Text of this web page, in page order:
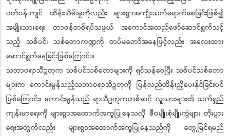
ပတ်ဝန်းကျင် ထိန်းသိမ်းမှုကိုလည်း များစွာအကျိုးသက်ရောက်စေခြင်းဖြစ်၍
အမျိုးသားရေး တာဝန်တစ်ရပ်သဖွယ် အကောင်အထည်ဖော်ဆောင်ရွက်သင့်
သည့် သစ်ပင်၊ သစ်တောကဏ္ဍကို တပ်မတော်အနေဖြင့်လည်း အလေးထား
ဆောင်ရွက်နေခြင်းဖြစ်ကြောင်း။
သဘာဝရာသီဥတုက သစ်ပင်သစ်တောများကို ရှင်သန်စေပြီး သစ်ပင်သစ်တော
များက ကောင်းမွန်သည့်သဘာဝရာသီဥတုကို ပြန်လည်ထိန်းညှိပေးနိုင်ခြင်းပင်
ဖြစ်ကြောင်း၊ ကောင်းမွန်သည့် ရာသီဥတုကတစ်ဆင့် လူသားများ၏ သက်ရှည်
ကျန်းမာရေးကို များစွာအထောက်အကူပြုနေသလို ဇီဝမျိုးစုံမျိုးကွဲများ တိုးပွား
ရေးအတွက်လည်း များစွာအထောက်အကူပြုနေသည်ကို တွေ့မြင်ရမည်